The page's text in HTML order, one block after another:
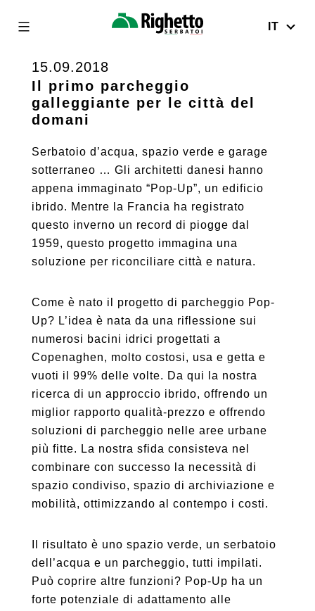
content
Righetto
IT
15.09.2018
Il primo parcheggio
galleggiante per le città del
domani
Serbatoio d’acqua, spazio verde e garage
sotterraneo … Gli architetti danesi hanno
appena immaginato “Pop-Up”, un edificio
ibrido. Mentre la Francia ha registrato
questo inverno un record di piogge dal
1959, questo progetto immagina una
soluzione per riconciliare città e natura.
Come è nato il progetto di parcheggio Pop-
Up? L’idea è nata da una riflessione sui
numerosi bacini idrici progettati a
Copenaghen, molto costosi, usa e getta e
vuoti il ​​99% delle volte. Da qui la nostra
ricerca di un approccio ibrido, offrendo un
miglior rapporto qualità-prezzo e offrendo
soluzioni di parcheggio nelle aree urbane
più fitte. La nostra sfida consisteva nel
combinare con successo la necessità di
spazio condiviso, spazio di archiviazione e
mobilità, ottimizzando al contempo i costi.
Il risultato è uno spazio verde, un serbatoio
dell’acqua e un parcheggio, tutti impilati.
Può coprire altre funzioni? Pop-Up ha un
forte potenziale di adattamento alle